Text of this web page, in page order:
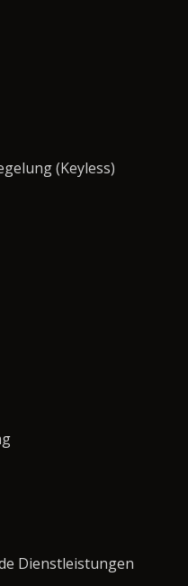
(Keyless)
Dienstleistungen